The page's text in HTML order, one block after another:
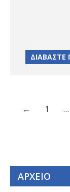
ΔΙΑΒΑΣΤΕ
← 1 …
ΑΡΧΕΙΟ